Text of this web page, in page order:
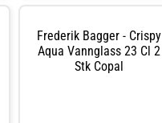
Frederik Bagger - Crispy
Aqua Vannglass 23 Cl 2
Stk Copal